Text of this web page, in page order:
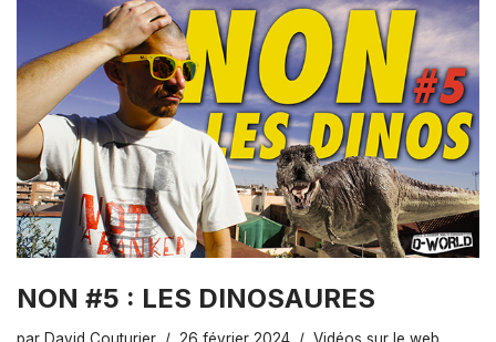
NON #5 : LES DINOSAURES
par David Couturier 26 février 2024 Vidéos sur le web